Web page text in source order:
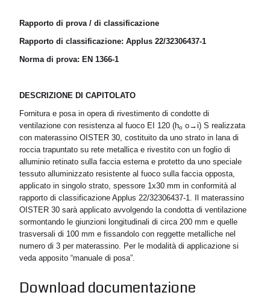
Rapporto di prova / di classificazione
Rapporto di classificazione: Applus 22/32306437-1
Norma di prova: EN 1366-1
DESCRIZIONE DI CAPITOLATO
Fornitura e posa in opera di rivestimento di condotte di
ventilazione con resistenza al fuoco EI 120 (ho o→i) S realizzata
con materassino OISTER 30, costituito da uno strato in lana di
roccia trapuntato su rete metallica e rivestito con un foglio di
alluminio retinato sulla faccia esterna e protetto da uno speciale
tessuto alluminizzato resistente al fuoco sulla faccia opposta,
applicato in singolo strato, spessore 1x30 mm in conformità al
rapporto di classificazione Applus 22/32306437-1. Il materassino
OISTER 30 sarà applicato avvolgendo la condotta di ventilazione
sormontando le giunzioni longitudinali di circa 200 mm e quelle
trasversali di 100 mm e fissandolo con reggette metalliche nel
numero di 3 per materassino. Per le modalità di applicazione si
veda apposito “manuale di posa”.
Download documentazione